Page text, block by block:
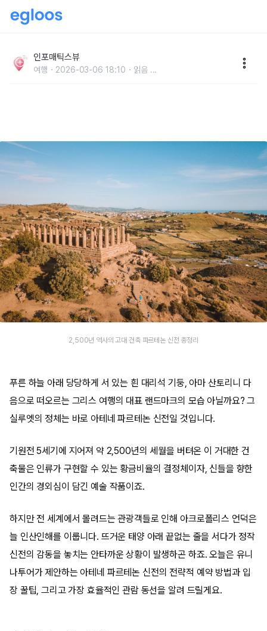
예약·입장·동선 꿀팁
인포매틱스뷰
여행 2026-03-06 18:10 읽음 ...
2,500년 역사의 고대 건축 파르테논 신전 총정리
푸른 하늘 아래 당당하게 서 있는 흰 대리석 기둥, 아마 산토리니 다
음으로 떠오르는 그리스 여행의 대표 랜드마크의 모습 아닐까요? 그
실루엣의 정체는 바로 아테네 파르테논 신전일 것입니다.
기원전 5세기에 지어져 약 2,500년의 세월을 버텨온 이 거대한 건
축물은 인류가 구현할 수 있는 황금비율의 결정체이자, 신들을 향한
인간의 경외심이 담긴 예술 작품이죠.
하지만 전 세계에서 몰려드는 관광객들로 인해 아크로폴리스 언덕은
늘 인산인해를 이룹니다. 뜨거운 태양 아래 끝없는 줄을 서다가 정작
신전의 감동을 놓치는 안타까운 상황이 발생하곤 하죠. 오늘은 유니
나투어가 제안하는 아테네 파르테논 신전의 전략적 예약 방법과 입
장 꿀팁, 그리고 가장 효율적인 관람 동선을 알려 드릴게요.